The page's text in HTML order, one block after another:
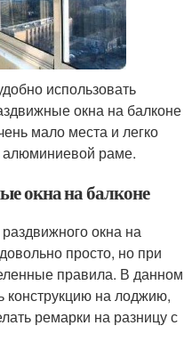
использовать
окна на балконе
мало места и легко
алюминиевой раме.
окна на балконе
окна на
просто, но при
правила. В данном
конструкцию на лоджию,
ремарки на разницу с